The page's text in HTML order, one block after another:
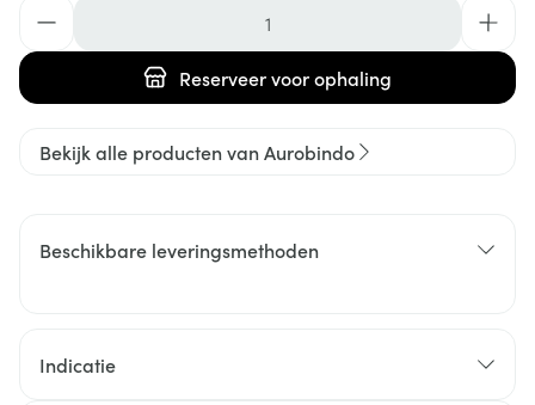
Reserveervoor ophaling
Bekijk alle producten van Aurobindo
Beschikbare leveringsmethoden
Indicatie